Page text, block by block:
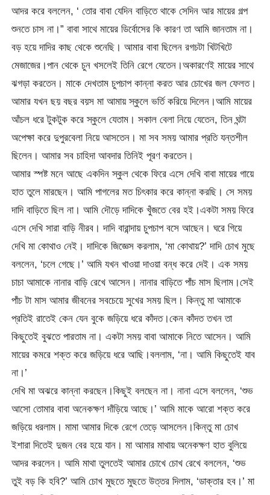
আদর করে বললেন, ‘ তোর বাবা যেদিন বাড়িতে থাকে সেদিন আর মায়ের গল্প
শুনতে চাস না।” বাবা সাথে মায়ের ডির্বোসের কি কারণ তা আমি জানতাম না।
বড় হয়ে দাদির কাছ থেকে শুনেছি। আমার বাবা ছিলেন রগচটা খিটখিটে
মেজাজের।পান থেকে চুন খসলেই তিনি রেগে যেতেন।অকারণেই মায়ের সাথে
ঝগড়া করতেন। মাকে দেখতাম চুপচাপ কান্না করত আর চোখের জল ফেলত।
আমার যখন ছয় বছর বয়স মা আমায় স্কুলে ভর্তি করিয়ে দিলেন।আমি মায়ের
আঁচল ধরে টুকটুক করে স্কুলে যেতাম। সকাল বেলা নিয়ে যেতেন, তিন ঘন্টা
অপেক্ষা করে দুপুরবেলা নিয়ে আসতেন। মা সব সময় আমার প্রতি যন্তশীল
ছিলেন। আমার সব চাহিদা আবদার তিনিই পূরণ করতেন।
আমার স্পষ্ট মনে আছে একদিন স্কুল থেকে ফিরে এসে দেখি বাবা মায়ের গায়ে
হাত তুলে মারছেন। আমি পাগলের মত চিৎকার করে কান্না করছি। সে সময়
দাদি বাড়িতে ছিল না। আমি দৌড়ে দাদিকে খুঁজতে বের হই।একটা সময় ফিরে
এসে দেখি সারা বাড়ি নীরব। দাদি বারান্দায় চুপচাপ বসে আছেন। ঘরে গিয়ে
দেখি মা কোথাও নেই। দাদিকে জিজ্ঞেস করলাম, ‘মা কোথায়?’ দাদি চোখ মুছে
বললেন, ‘চলে গেছে।’ আমি যখন খাওয়া দাওয়া বন্ধ করে দেই। এক সময়
চাচা আমাকে নানার বাড়ি রেখে আসেন। নানার বাড়িতে পাঁচ মাস ছিলাম।সেই
পাঁচ টা মাস আমার জীবনের সবচেয়ে সুখের সময় ছিল। কিন্তু মা আমাকে
প্রতিই রাতেই কেন যেন বুকে জড়িয়ে ধরে কাঁদত।কেন কাঁদত তখন তা
কিছুতেই বুঝতে পারতাম না। একটা সময় বাবা আমাকে নিতে আসেন। আমি
মায়ের কমরে শক্ত করে জড়িয়ে ধরে আছি।বললাম, ‘না। আমি কিছুতেই যাব
না।’
দেখি মা অঝরে কান্না করছেন।কিছুই বলছেন না। নানা এসে বললেন, ‘শুভ
আসো তোমার বাবা অনেকক্ষণ দাঁড়িয়ে আছে।’ আমি মাকে আরো শক্ত করে
জড়িয়ে ধরলাম। মামা আমার দিকে রেগে তেড়ে আসলেন।কিন্তু মা চোখ
ইশারা দিতেই দুজন বের হয়ে যান। মা আমার মাথায় অনেকক্ষণ হাত বুলিয়ে
আদর করলেন। আমি মাথা তুলতেই আমার চোখে চোখ রেখে বললেন, ‘শুভ
তুই বড় কি হবি?’ আমি চোখ মুছতে মুছতে উত্তর দিলাম, ‘ডাক্তার হব।’ মা